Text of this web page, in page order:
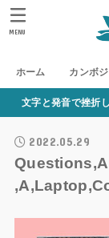
ホーム カンボ
MENU
文字と発音で挫折
2022.05.29